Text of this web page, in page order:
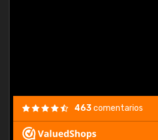
463comentarios